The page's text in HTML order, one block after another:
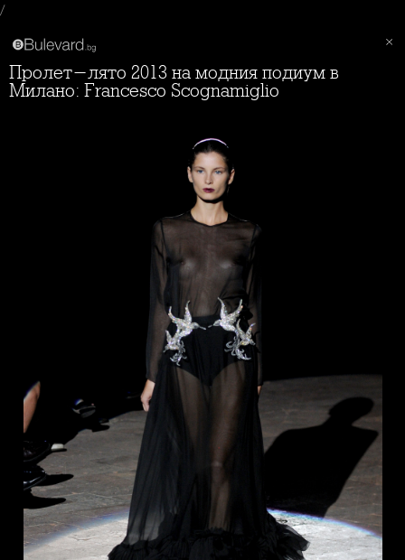
/
Пролет-лято 2013 на модния подиум в
Милано: Francesco Scognamiglio